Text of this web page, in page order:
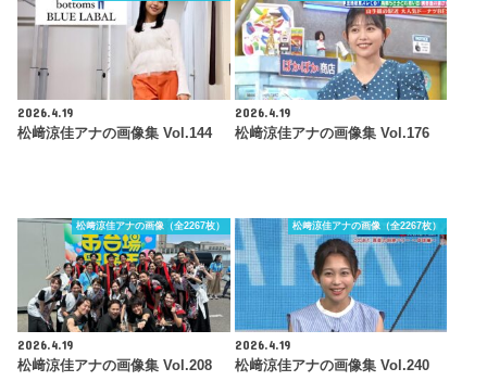
2026.4.19
松﨑涼佳アナの画像集 Vol.144
2026.4.19
松﨑涼佳アナの画像集 Vol.176
松﨑涼佳アナの画像（全2267枚）
2026.4.19
松﨑涼佳アナの画像集 Vol.208
松﨑涼佳アナの画像（全2267枚）
2026.4.19
松﨑涼佳アナの画像集 Vol.240